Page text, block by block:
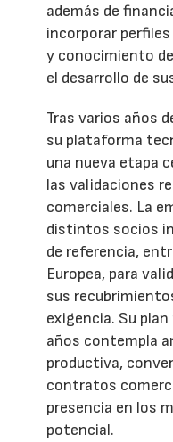
además de
incorporar
y conocimiento
el desarrollo de
Tras varios años
su plataforma
una nueva etapa
las validaciones
comerciales. La
distintos socios
de referencia,
Europea, para
sus
exigencia. Su
años contempla
productiva,
contratos
presencia en los
potencial.